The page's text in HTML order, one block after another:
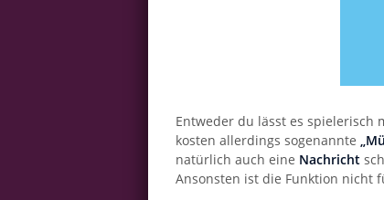
Entweder du lässt es spielerisch
kosten allerdings sogenannte
natürlich auch eine Nachricht
Ansonsten ist die Funktion nicht